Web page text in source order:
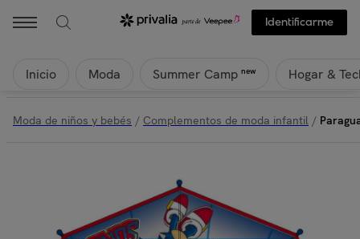
Identificarme
Inicio Moda Summer Camp new Hogar &
Moda de niños y bebés / Complementos de moda infantil /